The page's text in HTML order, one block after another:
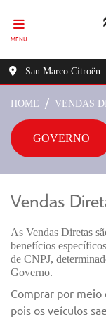
MENU
San Marco Citroën
HOME VENDAS
GOVERNO
Vendas
As Vendas Diretas
benefícios
de CNPJ,
Governo.
Comprar por meio
pois os veículos